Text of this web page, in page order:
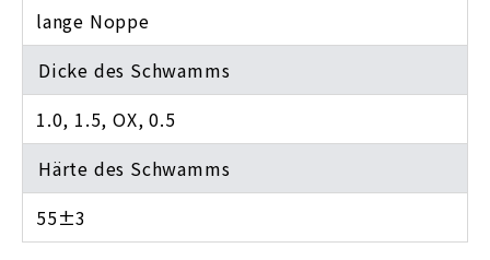
lange Noppe
Dicke des Schwamms
1.0, 1.5, OX, 0.5
Härte des Schwamms
55±3